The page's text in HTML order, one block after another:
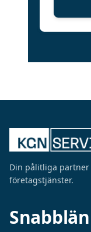
Din pålitliga
företagstjänster.